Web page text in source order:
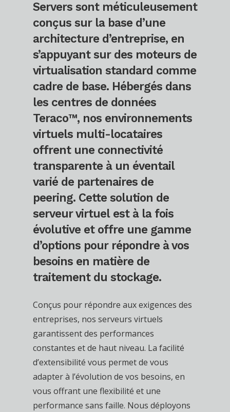
Servers sont méticuleusement
conçus sur la base d’une
architecture d’entreprise, en
s’appuyant sur des moteurs de
virtualisation standard comme
cadre de base. Hébergés dans
les centres de données
Teraco™, nos environnements
virtuels multi-locataires
offrent une connectivité
transparente à un éventail
varié de partenaires de
peering. Cette solution de
serveur virtuel est à la fois
évolutive et offre une gamme
d’options pour répondre à vos
besoins en matière de
traitement du stockage.
Conçus pour répondre aux exigences des
entreprises, nos serveurs virtuels
garantissent des performances
constantes et de haut niveau. La facilité
d’extensibilité vous permet de vous
adapter à l’évolution de vos besoins, en
vous offrant une flexibilité et une
performance sans faille. Nous déployons